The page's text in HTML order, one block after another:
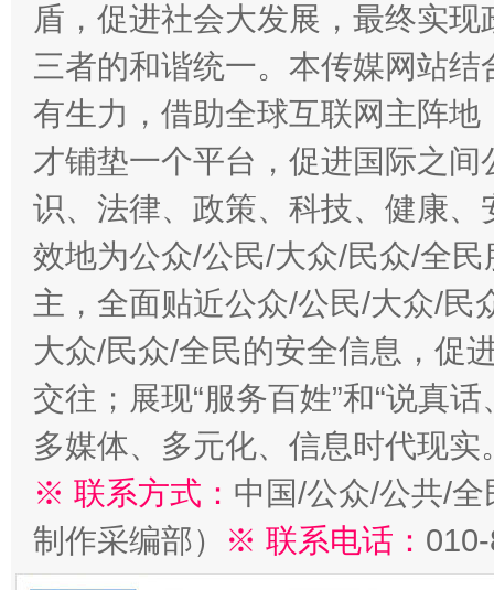
盾，促进社会大发展，最终实
三者的和谐统一。本传媒网站
有生力，借助全球互联网主阵
才铺垫一个平台，促进国际之
识、法律、政策、科技、健康
效地为公众/公民/大众/民众/全
主，全面贴近公众/公民/大众/民
大众/民众/全民的安全信息，促
交往；展现“服务百姓”和“说真
多媒体、多元化、信息时代现实
※ 联系方式： 中国/公众/公共/
制作采编部）
※ 联系电话：